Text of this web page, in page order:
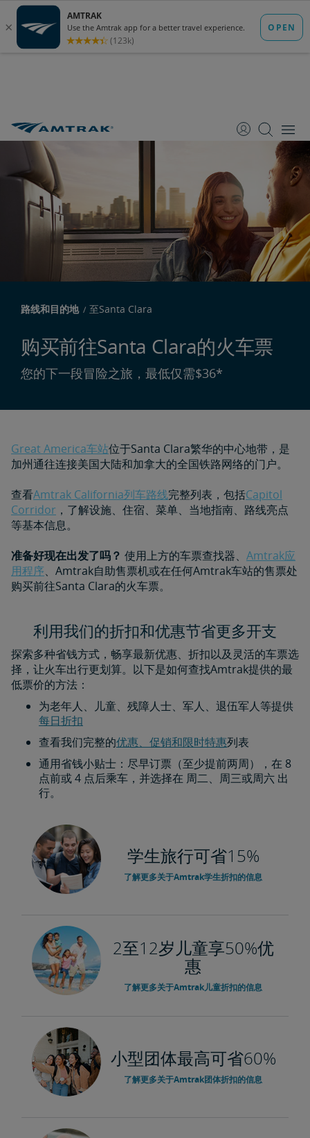
至
至
至
路线和目的地 至Santa Clara
购买前往Santa Clara的火车票
您的下一段冒险之旅，最低仅需$36*
Great America车站位于Santa Clara繁华的中心地带，是
加州通往连接美国大陆和加拿大的全国铁路网络的门户。
查看Amtrak California列车路线完整列表，包括Capitol
Corridor ，了解设施、住宿、菜单、当地指南、路线亮点
等基本信息。
准备好现在出发了吗？ 使用上方的车票查找器、 Amtrak应
用程序、Amtrak自助售票机或在任何Amtrak车站的售票处
购买前往Santa Clara的火车票。
利用我们的折扣和优惠节省更多开支
探索多种省钱方式，畅享最新优惠、折扣以及灵活的车票选
择，让火车出行更划算。以下是如何查找Amtrak提供的最
低票价的方法：
为老年人、儿童、残障人士、军人、退伍军人等提供
每日折扣​​​​​​​
查看我们完整的优惠、促销和限时特惠列表
通用省钱小贴士：尽早订票（至少提前两周），在 8
点前或 4 点后乘车，并选择在 周二、周三或周六 出
行。
学生旅行可省15%
了解更多关于Amtrak学生折扣的信息
2至12岁儿童享50%优
惠
了解更多关于Amtrak儿童折扣的信息
小型团体最高可省60%
了解更多关于Amtrak团体折扣的信息